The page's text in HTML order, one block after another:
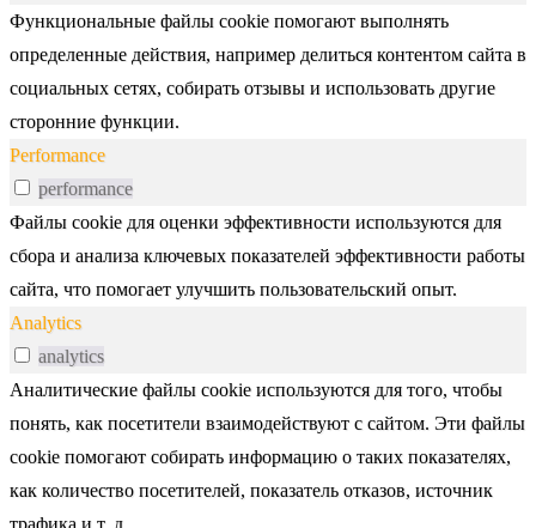
Функциональные файлы cookie помогают выполнять
определенные действия, например делиться контентом сайта в
социальных сетях, собирать отзывы и использовать другие
сторонние функции.
Performance
performance
Файлы cookie для оценки эффективности используются для
сбора и анализа ключевых показателей эффективности работы
сайта, что помогает улучшить пользовательский опыт.
Analytics
analytics
Аналитические файлы cookie используются для того, чтобы
понять, как посетители взаимодействуют с сайтом. Эти файлы
cookie помогают собирать информацию о таких показателях,
как количество посетителей, показатель отказов, источник
трафика и т. д.